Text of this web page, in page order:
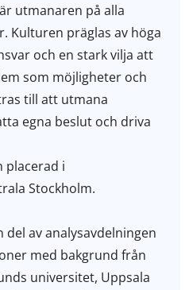
utmanaren på alla
Kulturen präglas av höga
och en stark vilja att
som möjligheter och
till att utmana
egna beslut och driva
placerad i
Stockholm.
av analysavdelningen
med bakgrund från
universitet, Uppsala